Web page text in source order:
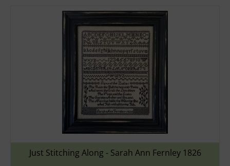
Just Stitching Along - Sarah Ann Fernley 1826